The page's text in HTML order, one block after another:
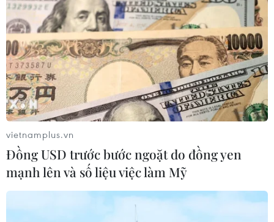
vietnamplus.vn
Đồng USD trước bước ngoặt do đồng yen
mạnh lên và số liệu việc làm Mỹ